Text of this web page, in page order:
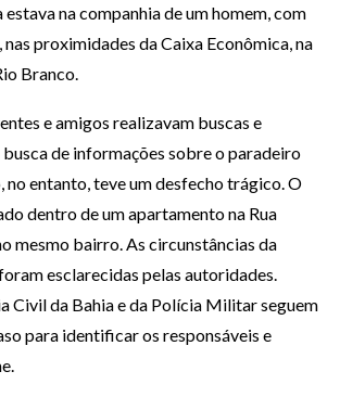
na companhia de um homem, com
nas proximidades da Caixa Econômica, na
Branco.
e amigos realizavam buscas e
de informações sobre o paradeiro
no entanto, teve um desfecho trágico. O
dentro de um apartamento na Rua
mesmo bairro. As circunstâncias da
esclarecidas pelas autoridades.
Civil da Bahia e da Polícia Militar seguem
para identificar os responsáveis e